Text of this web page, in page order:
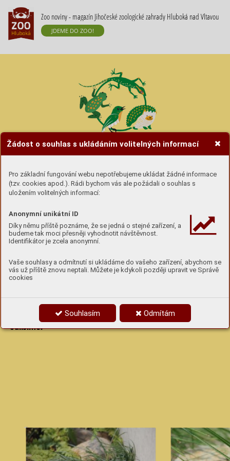
Žádost o souhlas s ukládáním volitelných informací
Pro základní fungování webu nepotřebujeme ukládat žádné informace
(tzv. cookies apod.). Rádi bychom vás ale požádali o souhlas s
uložením volitelných informací:
Anonymní unikátní ID
Díky němu příště poznáme, že se jedná o stejné zařízení, a
budeme tak moci přesněji vyhodnotit návštěvnost.
Identifikátor je zcela anonymní.
Vaše souhlasy a odmítnutí si ukládáme do vašeho zařízení, abychom se
vás už příště znovu neptali. Můžete je kdykoli později upravit ve Správě
cookies
Souhlasím Odmítám
Zoo noviny - magazín Jihočeské zoologické zahrady Hluboká nad Vltavou
JDEME DO ZOO!
Hravé úkoly se zvířátky
Úkoly si buďstáhni (pdf) a vytiskninebo si lámej
6 Poznáš užovku hladkou od zmije obecné?
Lidé si občas pletou užovku hladkou s jedovatou
zmijí obecnou. Která je která? Jak je od sebe
odlišíme?